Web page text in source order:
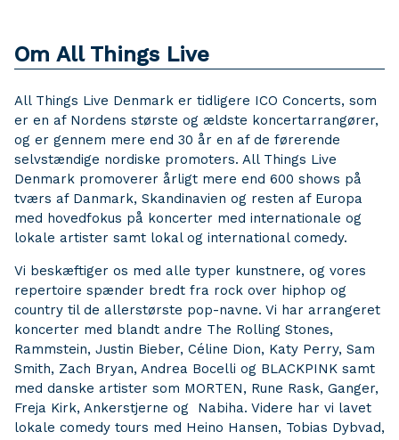
Om All Things Live
All Things Live Denmark er tidligere ICO Concerts, som
er en af Nordens største og ældste koncertarrangører,
og er gennem mere end 30 år en af de førerende
selvstændige nordiske promoters. All Things Live
Denmark promoverer årligt mere end 600 shows på
tværs af Danmark, Skandinavien og resten af Europa
med hovedfokus på koncerter med internationale og
lokale artister samt lokal og international comedy.
Vi beskæftiger os med alle typer kunstnere, og vores
repertoire spænder bredt fra rock over hiphop og
country til de allerstørste pop-navne. Vi har arrangeret
koncerter med blandt andre The Rolling Stones,
Rammstein, Justin Bieber, Céline Dion, Katy Perry, Sam
Smith, Zach Bryan, Andrea Bocelli og BLACKPINK samt
med danske artister som MORTEN, Rune Rask, Ganger,
Freja Kirk, Ankerstjerne og Nabiha. Videre har vi lavet
lokale comedy tours med Heino Hansen, Tobias Dybvad,